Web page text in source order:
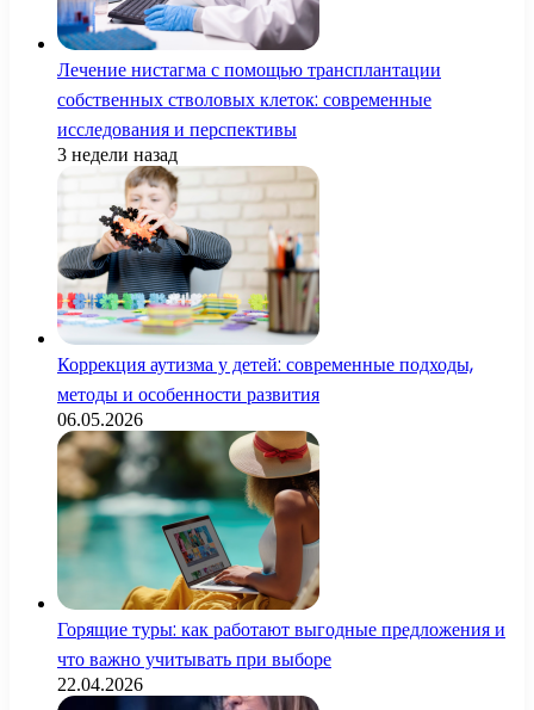
Лечение нистагма с помощью трансплантации
собственных стволовых клеток: современные
исследования и перспективы
3 недели назад
Коррекция аутизма у детей: современные подходы,
методы и особенности развития
06.05.2026
Горящие туры: как работают выгодные предложения и
что важно учитывать при выборе
22.04.2026